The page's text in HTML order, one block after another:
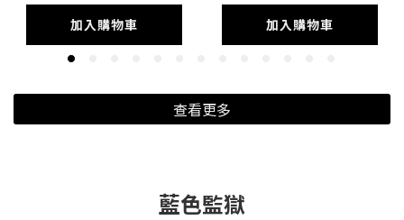
加入購物車 加入購物車
查看更多
藍色監獄